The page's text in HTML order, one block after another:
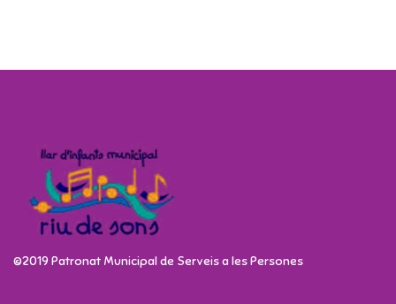
©2019 Patronat Municipal de Serveis a les Persones